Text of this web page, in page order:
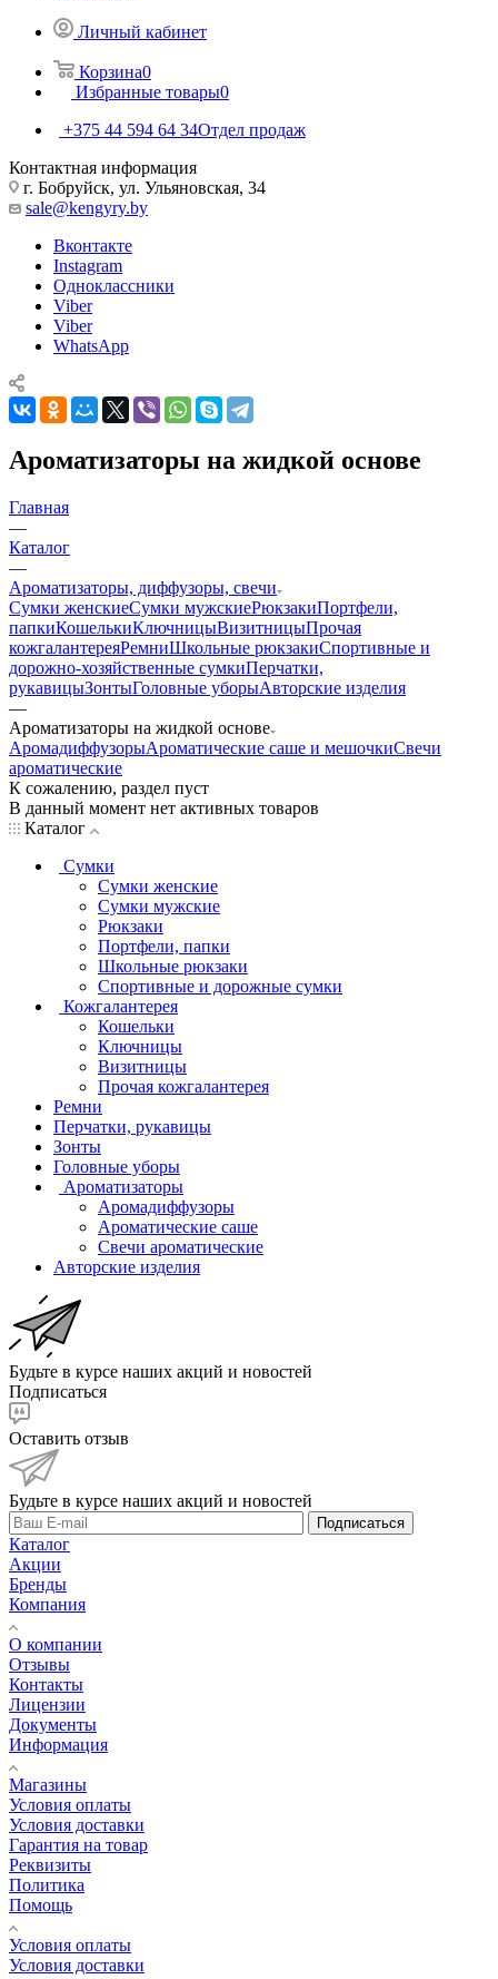
Личный кабинет
Корзина0
Избранные товары0
+375 44 594 64 34Отдел продаж
Контактная информация
г. Бобруйск, ул. Ульяновская, 34
sale@kengyry.by
Вконтакте
Instagram
Одноклассники
Viber
Viber
WhatsApp
Ароматизаторы на жидкой основе
Главная
—
Каталог
—
Ароматизаторы, диффузоры, свечи
Сумки женскиеСумки мужскиеРюкзакиПортфели,
папкиКошелькиКлючницыВизитницыПрочая
кожгалантереяРемниШкольные рюкзакиСпортивные и
дорожно-хозяйственные сумкиПерчатки,
рукавицыЗонтыГоловные уборыАвторские изделия
—
Ароматизаторы на жидкой основе
АромадиффузорыАроматические саше и мешочкиСвечи
ароматические
К сожалению, раздел пуст
В данный момент нет активных товаров
Каталог
Сумки
Сумки женские
Сумки мужские
Рюкзаки
Портфели, папки
Школьные рюкзаки
Спортивные и дорожные сумки
Кожгалантерея
Кошельки
Ключницы
Визитницы
Прочая кожгалантерея
Ремни
Перчатки, рукавицы
Зонты
Головные уборы
Ароматизаторы
Аромадиффузоры
Ароматические саше
Свечи ароматические
Авторские изделия
Будьте в курсе наших акций и новостей
Подписаться
Оставить отзыв
Будьте в курсе наших акций и новостей
Подписаться
Каталог
Акции
Бренды
Компания
О компании
Отзывы
Контакты
Лицензии
Документы
Информация
Магазины
Условия оплаты
Условия доставки
Гарантия на товар
Реквизиты
Политика
Помощь
Условия оплаты
Условия доставки